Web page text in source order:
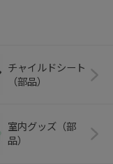
チャイルドシート
（部品）
室内グッズ（部
品）